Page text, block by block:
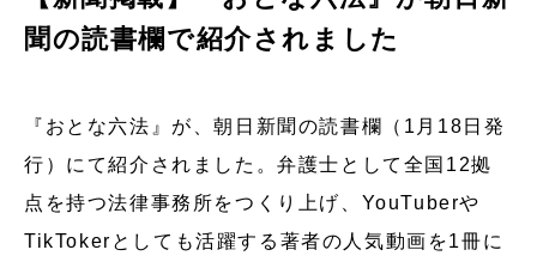
聞の読書欄で紹介されました
『おとな六法』が、朝日新聞の読書欄（1月18日発
行）にて紹介されました。弁護士として全国12拠
点を持つ法律事務所をつくり上げ、YouTuberや
TikTokerとしても活躍する著者の人気動画を1冊に